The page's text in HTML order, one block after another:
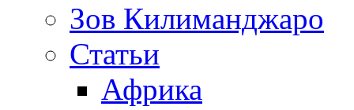
Зов Килиманджаро
Статьи
Африка